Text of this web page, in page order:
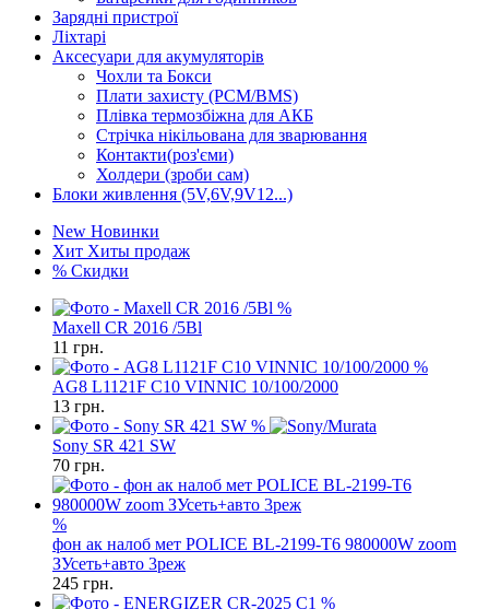
Зарядні пристрої
Ліхтарі
Аксесуари для акумуляторів
Чохли та Бокси
Плати захисту (PCM/BMS)
Плівка термозбіжна для АКБ
Стрічка нікільована для зварювання
Контакти(роз'єми)
Холдери (зроби сам)
Блоки живлення (5V,6V,9V12...)
New Новинки
Хит Хиты продаж
% Скидки
%
Maxell CR 2016 /5Bl
11 грн.
%
AG8 L1121F C10 VINNIC 10/100/2000
13 грн.
%
Sony SR 421 SW
70 грн.
%
фон ак налоб мет POLICE BL-2199-T6 980000W zoom
ЗУсеть+авто 3реж
245 грн.
%